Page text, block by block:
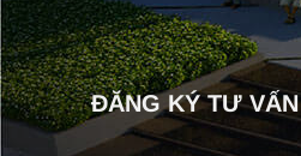
ĐĂNG KÝ TƯ VẤN